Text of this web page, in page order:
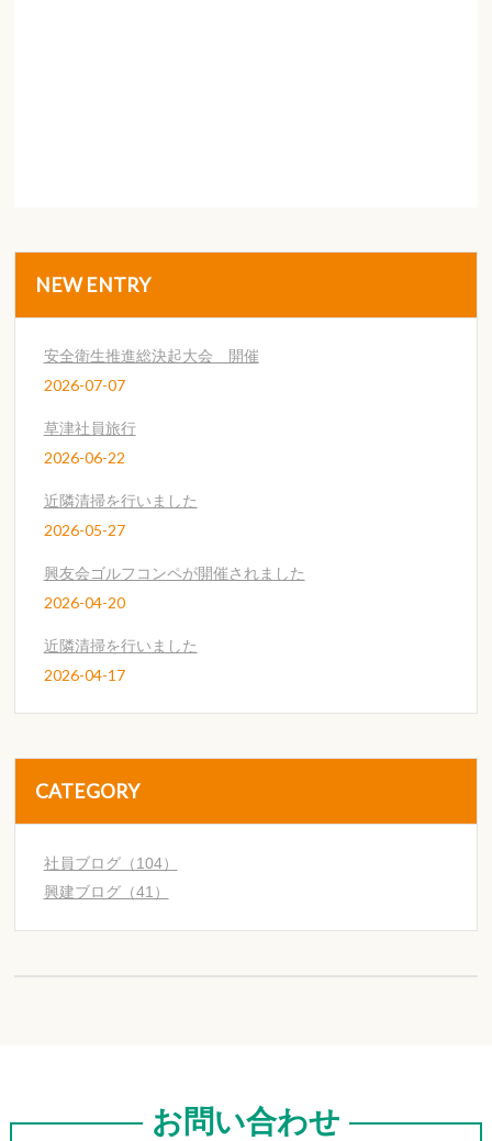
NEW ENTRY
安全衛生推進総決起大会 開催
2026-07-07
草津社員旅行
2026-06-22
近隣清掃を行いました
2026-05-27
興友会ゴルフコンペが開催されました
2026-04-20
近隣清掃を行いました
2026-04-17
CATEGORY
社員ブログ（104）
興建ブログ（41）
お問い合わせ